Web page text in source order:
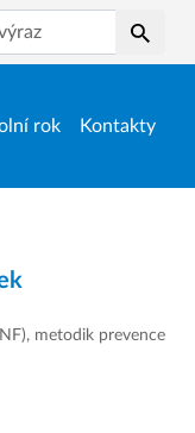
rok Kontakty
metodik prevence